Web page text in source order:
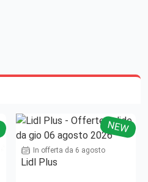
NEW
In offerta da 6 agosto
Lidl Plus